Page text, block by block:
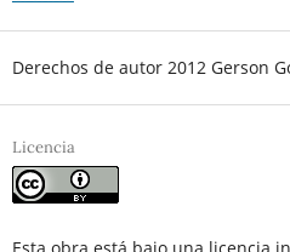
Derechos de autor 2012 Gerson
Licencia